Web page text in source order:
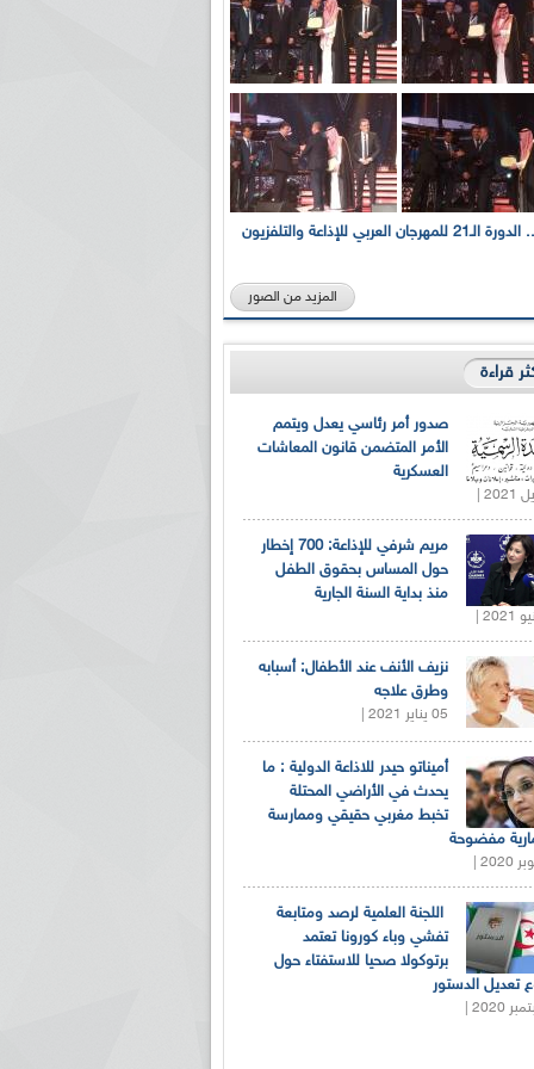
بالصور... الدورة الـ21 للمهرجان العربي للإذاعة والتلفزيون
المزيد من الصور
قراءة
صدور أمر رئاسي يعدل ويتمم
الأمر المتضمن قانون المعاشات
العسكرية
مريم شرفي للإذاعة: 700 إخطار
حول المساس بحقوق الطفل
منذ بداية السنة الجارية
نزيف الأنف عند الأطفال: أسبابه
وطرق علاجه
05 يناير 2021 |
أميناتو حيدر للاذاعة الدولية : ما
يحدث في الأراضي المحتلة
تخبط مغربي حقيقي وممارسة
مفضوحة
اللجنة العلمية لرصد ومتابعة
تفشي وباء كورونا تعتمد
برتوكولا صحيا للاستفتاء حول
تعديل الدستور